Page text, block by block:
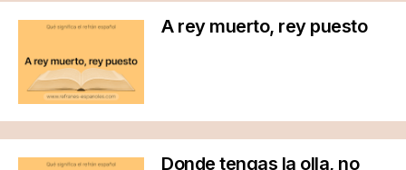
A rey muerto, rey puesto
Donde tengas la olla, no